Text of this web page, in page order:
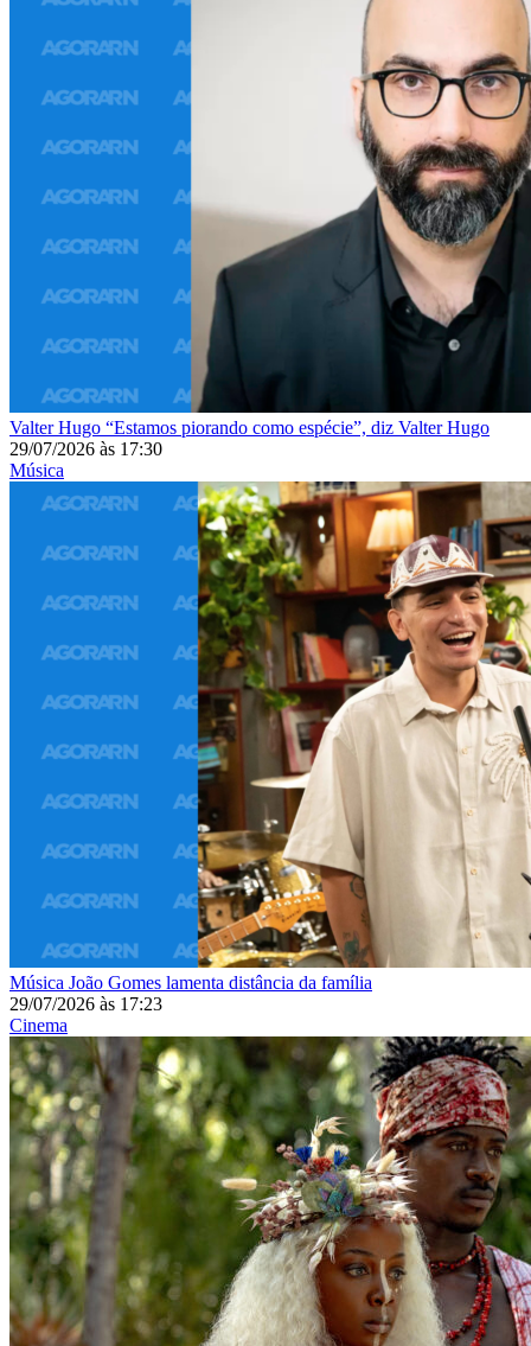
Valter Hugo “Estamos piorando como espécie”, diz Valter Hugo
29/07/2026 às 17:30
Música
Música João Gomes lamenta distância da família
29/07/2026 às 17:23
Cinema